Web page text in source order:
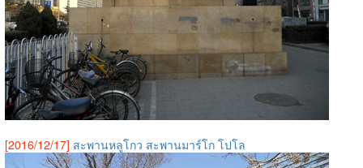
[2016/12/17] สะพานหลูโกว สะพานมาร์โก โปโล